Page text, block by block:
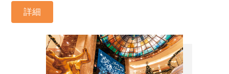
詳細